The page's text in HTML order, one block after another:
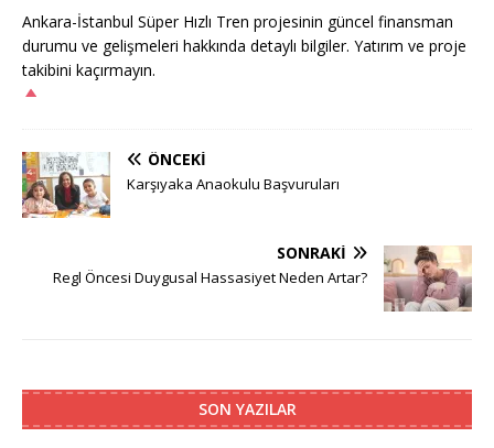
Ankara-İstanbul Süper Hızlı Tren projesinin güncel finansman
durumu ve gelişmeleri hakkında detaylı bilgiler. Yatırım ve proje
takibini kaçırmayın.
ÖNCEKI
Karşıyaka Anaokulu Başvuruları
SONRAKI
Regl Öncesi Duygusal Hassasiyet Neden Artar?
SON YAZILAR